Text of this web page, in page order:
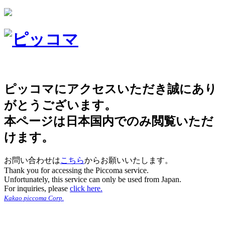
ピッコマにアクセスいただき誠にあり
がとうございます。
本ページは日本国内でのみ閲覧いただ
けます。
お問い合わせはこちらからお願いいたします。
Thank you for accessing the Piccoma service.
Unfortunately, this service can only be used from Japan.
For inquiries, please click here.
Kakao piccoma Corp.